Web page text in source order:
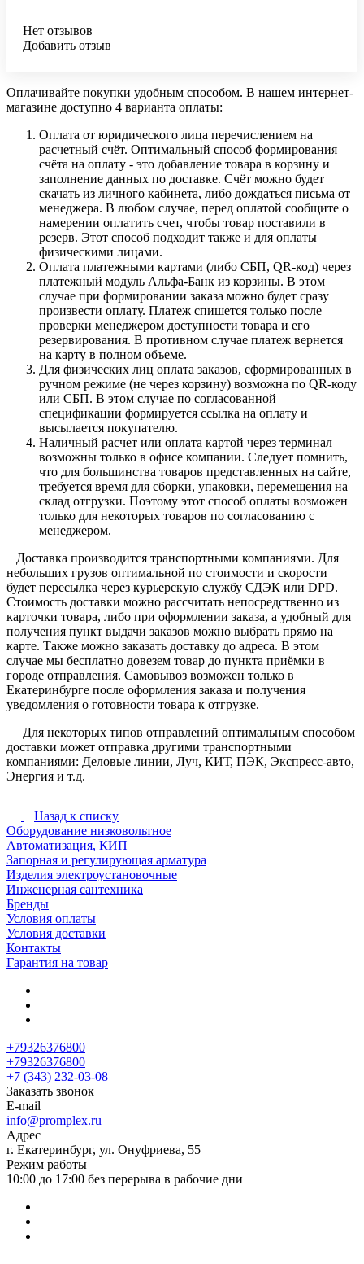
Нет отзывов
Добавить отзыв
Оплачивайте покупки удобным способом. В нашем интернет-
магазине доступно 4 варианта оплаты:
Оплата от юридического лица перечислением на
расчетный счёт. Оптимальный способ формирования
счёта на оплату - это добавление товара в корзину и
заполнение данных по доставке. Счёт можно будет
скачать из личного кабинета, либо дождаться письма от
менеджера. В любом случае, перед оплатой сообщите о
намерении оплатить счет, чтобы товар поставили в
резерв. Этот способ подходит также и для оплаты
физическими лицами.
Оплата платежными картами (либо СБП, QR-код) через
платежный модуль Альфа-Банк из корзины. В этом
случае при формировании заказа можно будет сразу
произвести оплату. Платеж спишется только после
проверки менеджером доступности товара и его
резервирования. В противном случае платеж вернется
на карту в полном объеме.
Для физических лиц оплата заказов, сформированных в
ручном режиме (не через корзину) возможна по QR-коду
или СБП. В этом случае по согласованной
спецификации формируется ссылка на оплату и
высылается покупателю.
Наличный расчет или оплата картой через терминал
возможны только в офисе компании. Следует помнить,
что для большинства товаров представленных на сайте,
требуется время для сборки, упаковки, перемещения на
склад отгрузки. Поэтому этот способ оплаты возможен
только для некоторых товаров по согласованию с
менеджером.
Доставка производится транспортными компаниями. Для
небольших грузов оптимальной по стоимости и скорости
будет пересылка через курьерскую службу СДЭК или DPD.
Стоимость доставки можно рассчитать непосредственно из
карточки товара, либо при оформлении заказа, а удобный для
получения пункт выдачи заказов можно выбрать прямо на
карте. Также можно заказать доставку до адреса. В этом
случае мы бесплатно довезем товар до пункта приёмки в
городе отправления. Самовывоз возможен только в
Екатеринбурге после оформления заказа и получения
уведомления о готовности товара к отгрузке.
Для некоторых типов отправлений оптимальным способом
доставки может отправка другими транспортными
компаниями: Деловые линии, Луч, КИТ, ПЭК, Экспресс-авто,
Энергия и т.д.
Назад к списку
Оборудование низковольтное
Автоматизация, КИП
Запорная и регулирующая арматура
Изделия электроустановочные
Инженерная сантехника
Бренды
Условия оплаты
Условия доставки
Контакты
Гарантия на товар
+79326376800
+79326376800
+7 (343) 232-03-08
Заказать звонок
E-mail
info@promplex.ru
Адрес
г. Екатеринбург, ул. Онуфриева, 55
Режим работы
10:00 до 17:00 без перерыва в рабочие дни